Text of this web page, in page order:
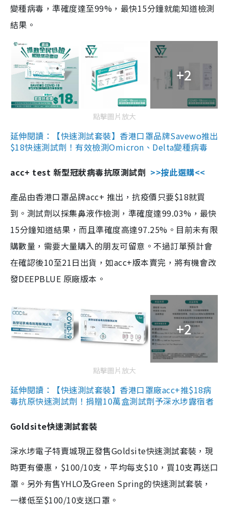
變種病毒，準確度達至99%，最快15分鐘就能知道檢測
結果。
+2
點擊圖片放大
延伸閱讀：【快速測試套裝】香港口罩品牌Savewo推出
$18快速測試劑！有效檢測Omicron、Delta變種病毒
acc+ test 新型冠狀病毒抗原測試劑 >>按此選購<<
產品由香港口罩品牌acc+ 推出，抗疫價只要$18就買
到。測試劑以採集鼻液作檢測，準確度達99.03%，最快
15分鐘知道結果，而且準確度高達97.25%。目前未有限
購數量，需要大量購入的朋友可留意。不過訂單預計會
在確認後10至21日出貨，如acc+版本賣完，將有機會改
發DEEPBLUE 原廠版本。
+2
點擊圖片放大
延伸閱讀：【快速測試套裝】香港口罩廠acc+推$18病
毒抗原快速測試劑！捐贈10萬盒測試劑予深水埗露宿者
Goldsite快速測試套裝
深水埗電子特賣城現正發售Goldsite快速測試套裝，現
時更有優惠，$100/10支，平均每支$10，買10支再送口
罩。另外有售YHLO及Green Spring的快速測試套裝，
一樣低至$100/10支送口罩。